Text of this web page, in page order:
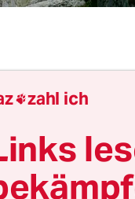
amerikanischen
mehr
gelangen, als
ersten Mal im
zahl ich